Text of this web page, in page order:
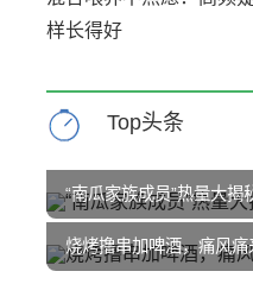
样长得好
Top头条
“南瓜家族成员”热量大揭
烧烤撸串加啤酒，痛风痛